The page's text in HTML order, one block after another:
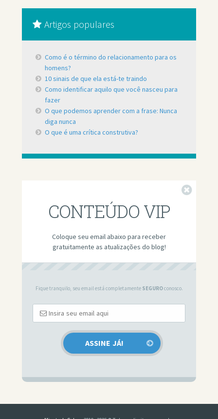
Artigos populares
Como é o término do relacionamento para os
homens?
10 sinais de que ela está-te traindo
Como identificar aquilo que você nasceu para
fazer
O que podemos aprender com a frase: Nunca
diga nunca
O que é uma crítica construtiva?
CONTEÚDO VIP
Coloque seu email abaixo para receber
gratuitamente as atualizações do blog!
Fique tranquilo, seu email está completamente SEGUROconosco.